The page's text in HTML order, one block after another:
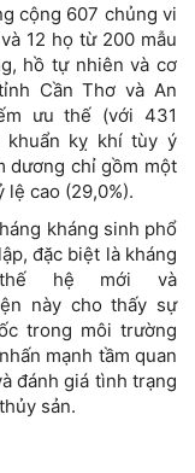
cộng 607 chủng vi
12 họ từ 200 mẫu
hồ tự nhiên và cơ
Cần Thơ và An
ưu thế (với 431
khuẩn kỵ khí tùy ý
dương chỉ gồm một
lệ cao (29,0%).
kháng sinh phổ
đặc biệt là kháng
thế hệ mới và
này cho thấy sự
trong môi trường
mạnh tầm quan
đánh giá tình trạng
sản.